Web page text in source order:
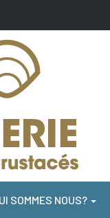
SOMMES NOUS?